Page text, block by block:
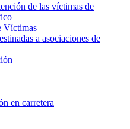
de las víctimas de
Víctimas
a asociaciones de
en carretera